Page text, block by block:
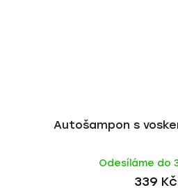
Autošampon s
Odesíláme do
339 Kč